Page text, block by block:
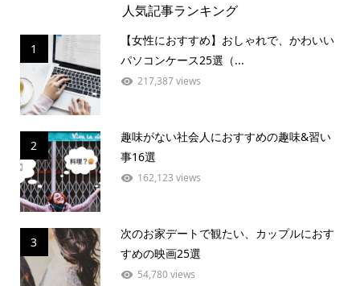
人気記事ランキング
1
【女性におすすめ】おしゃれで、かわいい
パソコンケース25選（...
217,387 views
2
趣味がない社会人におすすめの趣味&習い
事16選
162,123 views
3
次のお家デートで観たい、カップルにおす
すめの映画25選
54,780 views